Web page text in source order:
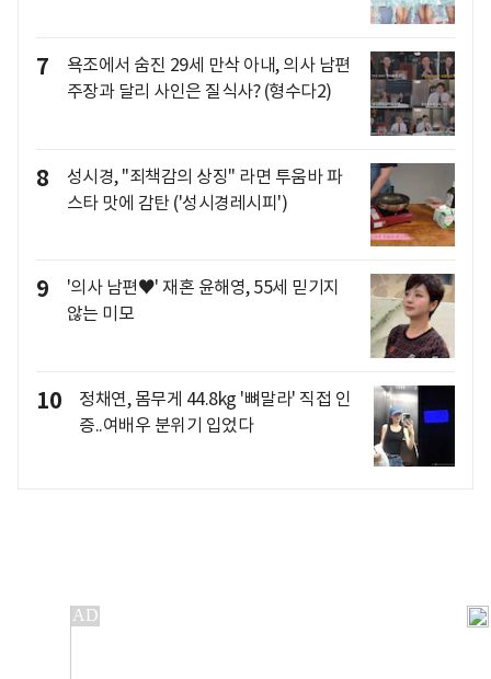
7
욕조에서 숨진 29세 만삭 아내, 의사 남편
주장과 달리 사인은 질식사? (형수다2)
8
성시경, "죄책감의 상징" 라면 투움바 파
스타 맛에 감탄 ('성시경레시피')
9
'의사 남편♥' 재혼 윤해영, 55세 믿기지
않는 미모
10
정채연, 몸무게 44.8kg '뼈말라' 직접 인
증..여배우 분위기 입었다